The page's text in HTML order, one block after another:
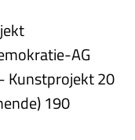
AG
Kunstprojekt 20
190